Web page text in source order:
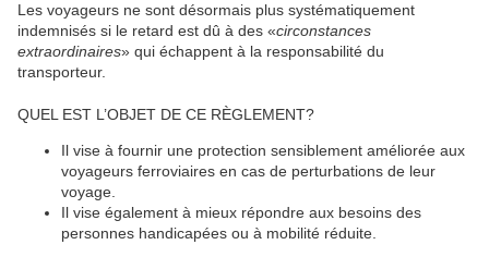
Les voyageurs ne sont désormais plus systématiquement
indemnisés si le retard est dû à des «circonstances
extraordinaires» qui échappent à la responsabilité du
transporteur.
QUEL EST L’OBJET DE CE RÈGLEMENT?
Il vise à fournir une protection sensiblement améliorée aux
voyageurs ferroviaires en cas de perturbations de leur
voyage.
Il vise également à mieux répondre aux besoins des
personnes handicapées ou à mobilité réduite.